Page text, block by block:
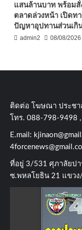
แสนล้านบาท พร้อมสั่
ตลาดล่วงหน้า เปิดท
ปัญหาอุปทานส่วนเกิ
admin2 08/08/2026
ติดต่อ​ โฆษณา​ ประช
โทร​. 088-798-9498
E.mail:
ที่อยู่​ 3/531​ ศุภาลัยปา
ซ.พหลโยธิน​ 21​ แขวง